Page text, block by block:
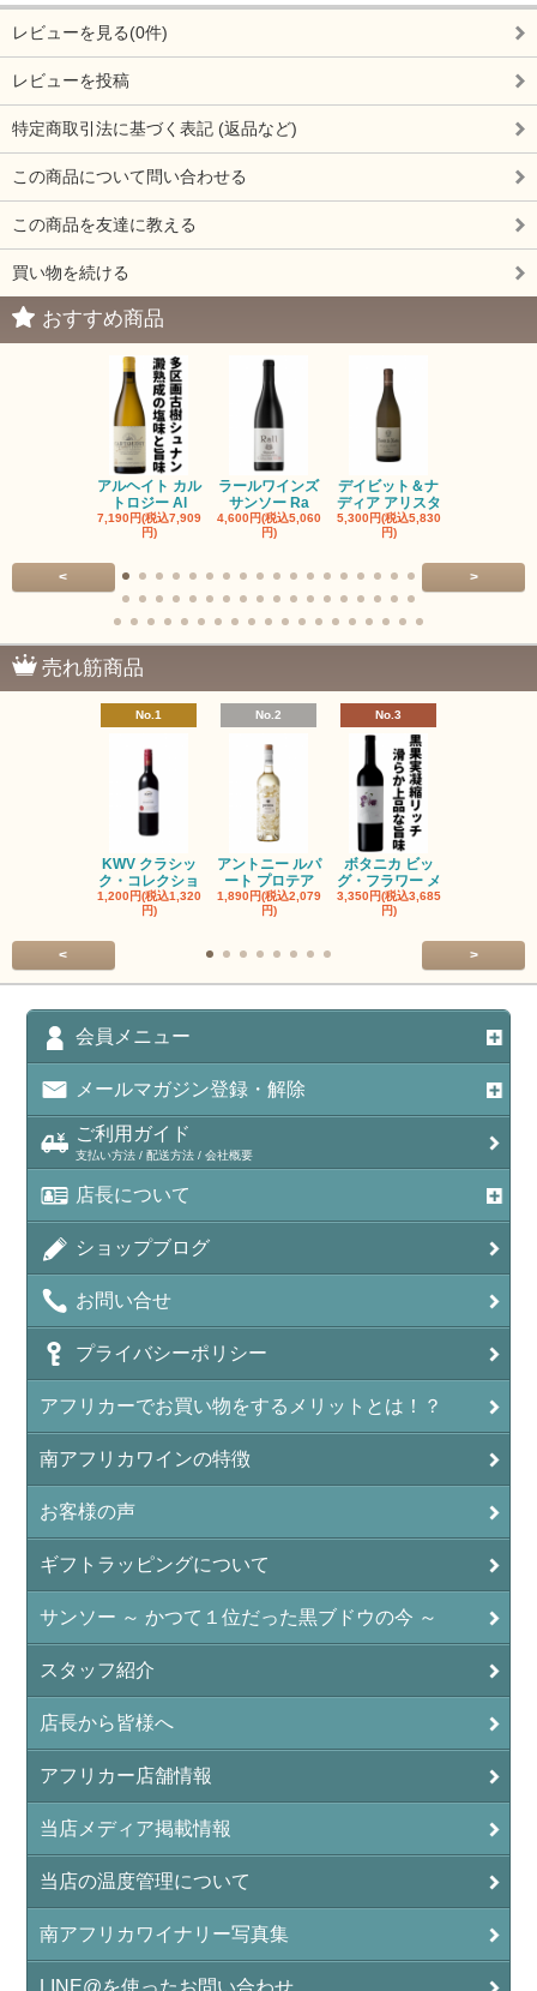
レビューを見る(0件)
レビューを投稿
特定商取引法に基づく表記 (返品など)
この商品について問い合わせる
この商品を友達に教える
買い物を続ける
おすすめ商品
アルヘイト カル
トロジー Al
7,190円(税込7,909
円)
ラールワインズ
サンソー Ra
4,600円(税込5,060
円)
デイビット＆ナ
ディア アリスタ
5,300円(税込5,830
円)
< >
売れ筋商品
No.1
KWV クラシッ
ク・コレクショ
1,200円(税込1,320
円)
No.2
アントニー ルパ
ート プロテア
1,890円(税込2,079
円)
No.3
ボタニカ ビッ
グ・フラワー メ
3,350円(税込3,685
円)
< >
会員メニュー
メールマガジン登録・解除
ご利用ガイド
支払い方法 / 配送方法 / 会社概要
店長について
ショップブログ
お問い合せ
プライバシーポリシー
アフリカーでお買い物をするメリットとは！？
南アフリカワインの特徴
お客様の声
ギフトラッピングについて
サンソー ～ かつて１位だった黒ブドウの今 ～
スタッフ紹介
店長から皆様へ
アフリカー店舗情報
当店メディア掲載情報
当店の温度管理について
南アフリカワイナリー写真集
LINE@を使ったお問い合わせ